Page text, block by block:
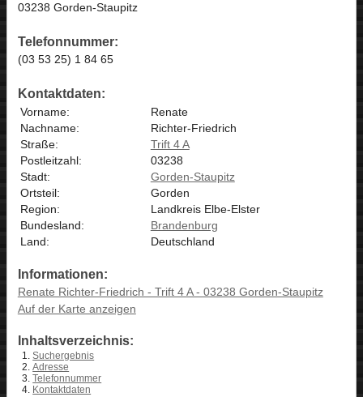
03238 Gorden-Staupitz
Telefonnummer:
(03 53 25) 1 84 65
Kontaktdaten:
Vorname:
Renate
Nachname:
Richter-Friedrich
Straße:
Trift 4 A
Postleitzahl:
03238
Stadt:
Gorden-Staupitz
Ortsteil:
Gorden
Region:
Landkreis Elbe-Elster
Bundesland:
Brandenburg
Land:
Deutschland
Informationen:
Renate Richter-Friedrich - Trift 4 A - 03238 Gorden-Staupitz
Auf der Karte anzeigen
Inhaltsverzeichnis:
Suchergebnis
Adresse
Telefonnummer
Kontaktdaten